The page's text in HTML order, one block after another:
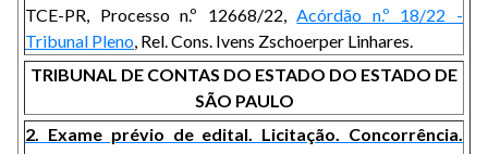
TCE-PR, Processo n.º 12668/22,Acórdão n.º 18/22 -
Tribunal Pleno, Rel. Cons. Ivens Zschoerper Linhares.
TRIBUNAL DE CONTAS DO ESTADO DO ESTADO DE
SÃO PAULO
2. Exame prévio de edital. Licitação. Concorrência.